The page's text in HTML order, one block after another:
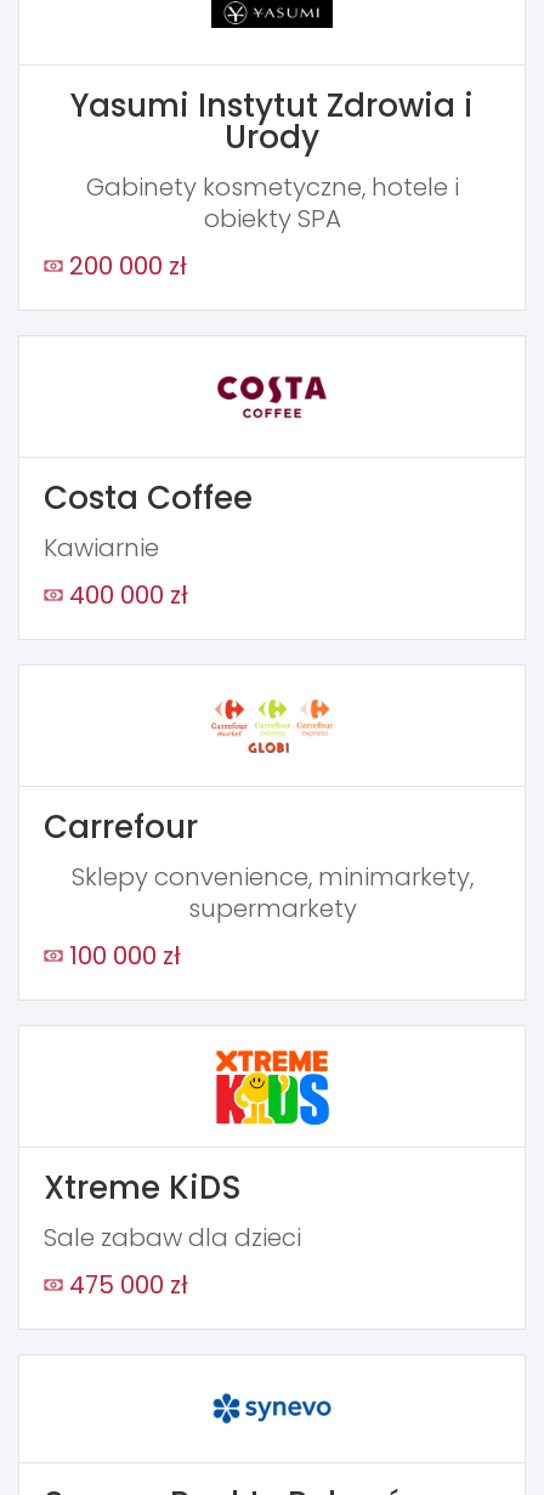
Yasumi Instytut Zdrowia i
Urody
Gabinety kosmetyczne, hotele i
obiekty SPA
200 000 zł
Costa Coffee
Kawiarnie
400 000 zł
Carrefour
Sklepy convenience, minimarkety,
supermarkety
100 000 zł
Xtreme KiDS
Sale zabaw dla dzieci
475 000 zł